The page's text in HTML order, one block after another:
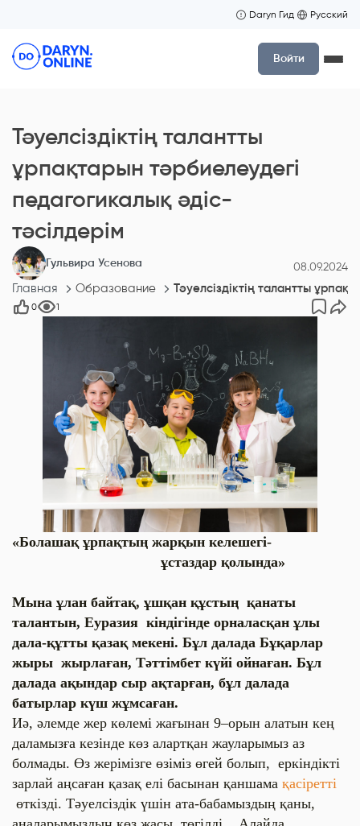
Daryn Гид Русский
Войти
Тәуелсіздіктің талантты
ұрпақтарын тәрбиелеудегі
педагогикалық әдіс-
тәсілдерім
Гульвира Усенова 08.09.2024
Главная Образование Тәуелсіздіктің талантты
0 1
«Болашақ ұрпақтың жарқын келешегі-
ұстаздар қолында»
Мына ұлан байтақ, ұшқан құстың қанаты
талантын, Еуразия кіндігінде орналасқан ұлы
дала-құтты қазақ мекені. Бұл далада Бұқарлар
жыры жырлаған, Тәттімбет күйі ойнаған. Бұл
далада ақындар сыр ақтарған, бұл далада
батырлар күш жұмсаған.
Иә, әлемде жер көлемі жағынан 9–орын алатын кең
даламызға кезінде көз алартқан жауларымыз аз
болмады. Өз жерімізге өзіміз өгей болып, еркіндікті
зарлай аңсаған қазақ елі басынан қаншама қасіретті
өткізді. Тәуелсіздік үшін ата-бабамыздың қаны,